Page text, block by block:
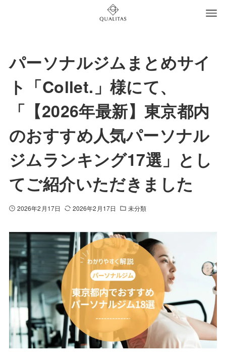
パーソナルジムまとめサイ
ト「Collet.」様にて、
「【2026年最新】東京都内
のおすすめ人気パーソナル
ジムランキング17選」とし
てご紹介いただきました
2026年2月17日 2026年2月17日 未分類